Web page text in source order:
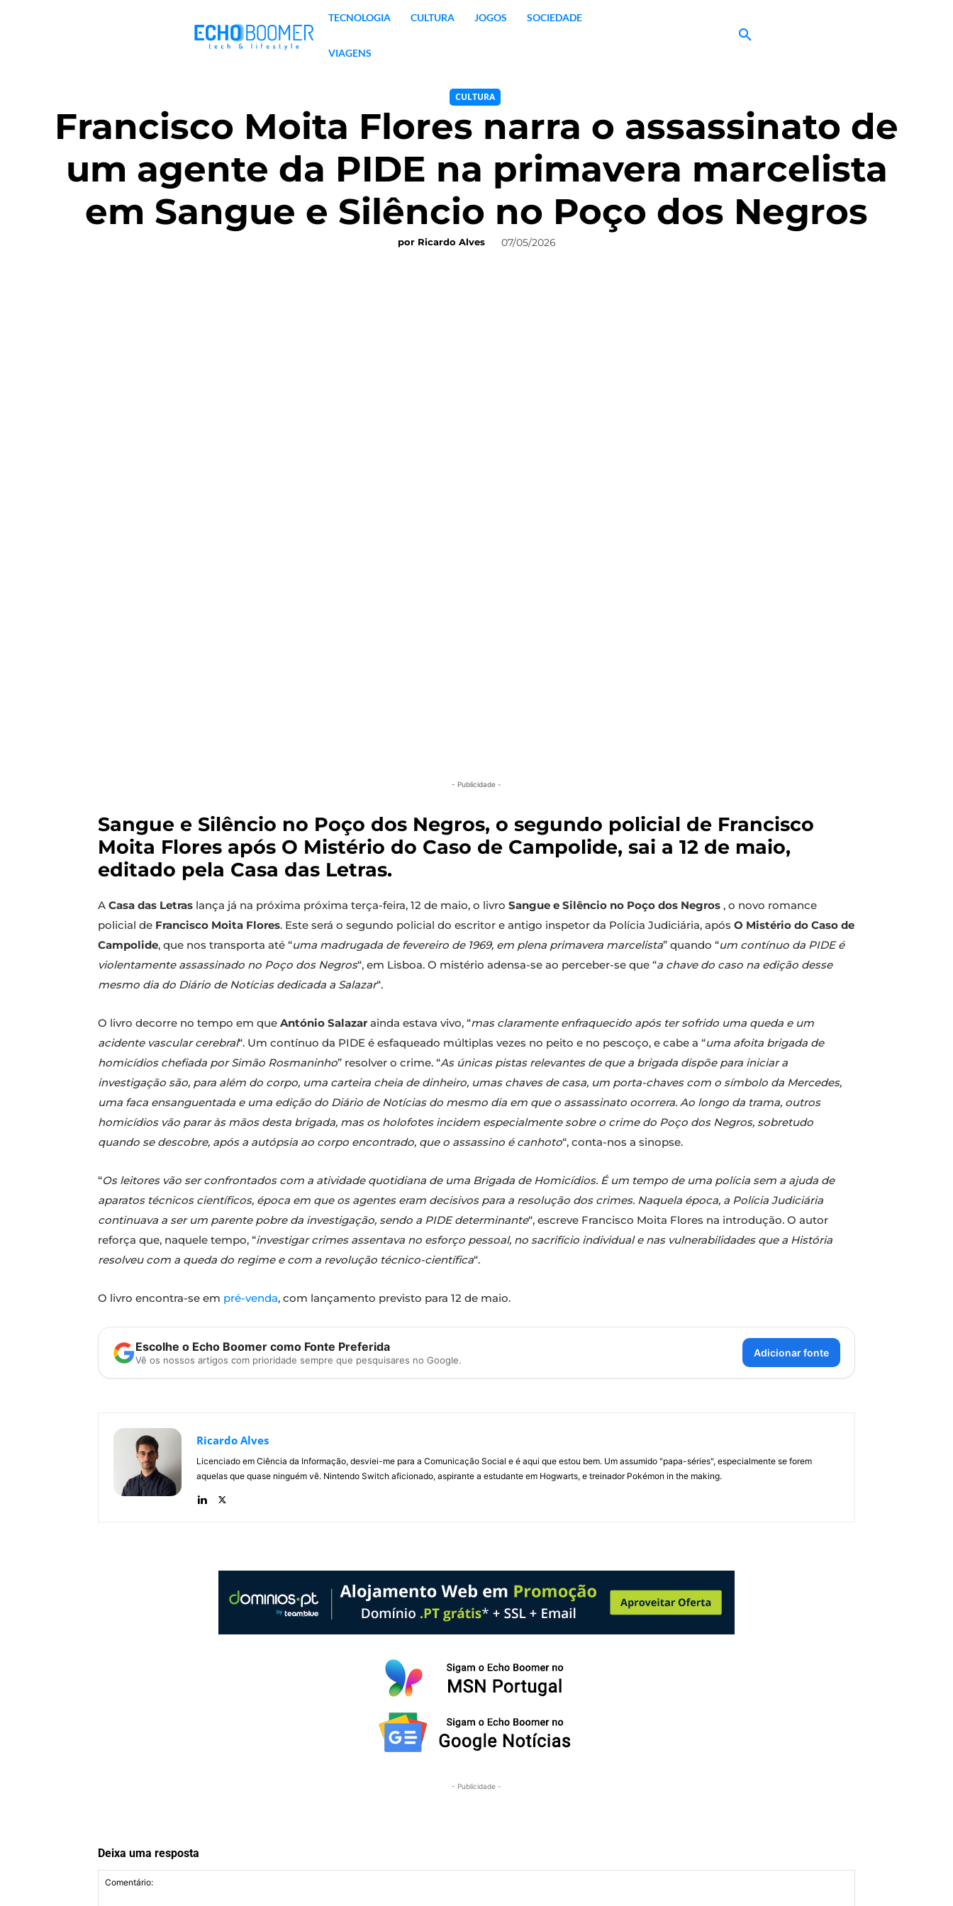
TECNOLOGIA CULTURA JOGOS SOCIEDADE
VIAGENS
CULTURA
Francisco Moita Flores narra o assassinato de
um agente da PIDE na primavera marcelista
em Sangue e Silêncio no Poço dos Negros
por Ricardo Alves 07/05/2026
- Publicidade -
Sangue e Silêncio no Poço dos Negros, o segundo policial de Francisco
Moita Flores após O Mistério do Caso de Campolide, sai a 12 de maio,
editado pela Casa das Letras.
A Casa das Letras lança já na próxima próxima terça-feira, 12 de maio, o livro Sangue e Silêncio no Poço dos Negros , o novo romance
policial de Francisco Moita Flores. Este será o segundo policial do escritor e antigo inspetor da Polícia Judiciária, após O Mistério do Caso de
Campolide, que nos transporta até “uma madrugada de fevereiro de 1969, em plena primavera marcelista” quando “um contínuo da PIDE é
violentamente assassinado no Poço dos Negros“, em Lisboa. O mistério adensa-se ao perceber-se que “a chave do caso na edição desse
mesmo dia do Diário de Notícias dedicada a Salazar“.
O livro decorre no tempo em que António Salazar ainda estava vivo, “mas claramente enfraquecido após ter sofrido uma queda e um
acidente vascular cerebral“. Um contínuo da PIDE é esfaqueado múltiplas vezes no peito e no pescoço, e cabe a “uma afoita brigada de
homicídios chefiada por Simão Rosmaninho” resolver o crime. “As únicas pistas relevantes de que a brigada dispõe para iniciar a
investigação são, para além do corpo, uma carteira cheia de dinheiro, umas chaves de casa, um porta-chaves com o símbolo da Mercedes,
uma faca ensanguentada e uma edição do Diário de Notícias do mesmo dia em que o assassinato ocorrera. Ao longo da trama, outros
homicídios vão parar às mãos desta brigada, mas os holofotes incidem especialmente sobre o crime do Poço dos Negros, sobretudo
quando se descobre, após a autópsia ao corpo encontrado, que o assassino é canhoto“, conta-nos a sinopse.
“Os leitores vão ser confrontados com a atividade quotidiana de uma Brigada de Homicídios. É um tempo de uma polícia sem a ajuda de
aparatos técnicos científicos, época em que os agentes eram decisivos para a resolução dos crimes. Naquela época, a Polícia Judiciária
continuava a ser um parente pobre da investigação, sendo a PIDE determinante“, escreve Francisco Moita Flores na introdução. O autor
reforça que, naquele tempo, “investigar crimes assentava no esforço pessoal, no sacrifício individual e nas vulnerabilidades que a História
resolveu com a queda do regime e com a revolução técnico-científica“.
O livro encontra-se em pré-venda, com lançamento previsto para 12 de maio.
Escolhe o Echo Boomer como Fonte Preferida
Vê os nossos artigos com prioridade sempre que pesquisares no Google.
Adicionar fonte
Ricardo Alves
Licenciado em Ciência da Informação, desviei-me para a Comunicação Social e é aqui que estou bem. Um assumido "papa-séries", especialmente se forem
aquelas que quase ninguém vê. Nintendo Switch aficionado, aspirante a estudante em Hogwarts, e treinador Pokémon in the making.
- Publicidade -
Deixa uma resposta